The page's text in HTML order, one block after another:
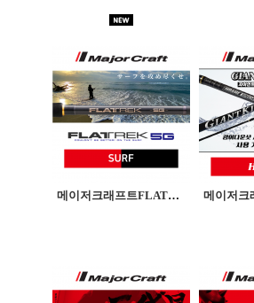
메이저크래프트FLATREK 5G / 플랫렉5G 서프대 원투대